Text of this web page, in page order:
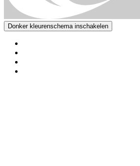
Donker kleurenschema inschakelen